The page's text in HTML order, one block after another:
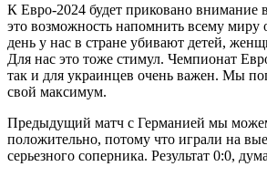
К Евро-2024 будет приковано внимание
это возможность напомнить всему миру
день у нас в стране убивают детей,
Для нас это тоже стимул. Чемпионат
так и для украинцев очень важен. Мы
свой максимум.
Предыдущий матч с Германией мы
положительно, потому что играли на
серьезного соперника. Результат 0:0,